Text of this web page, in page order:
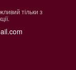
тільки з